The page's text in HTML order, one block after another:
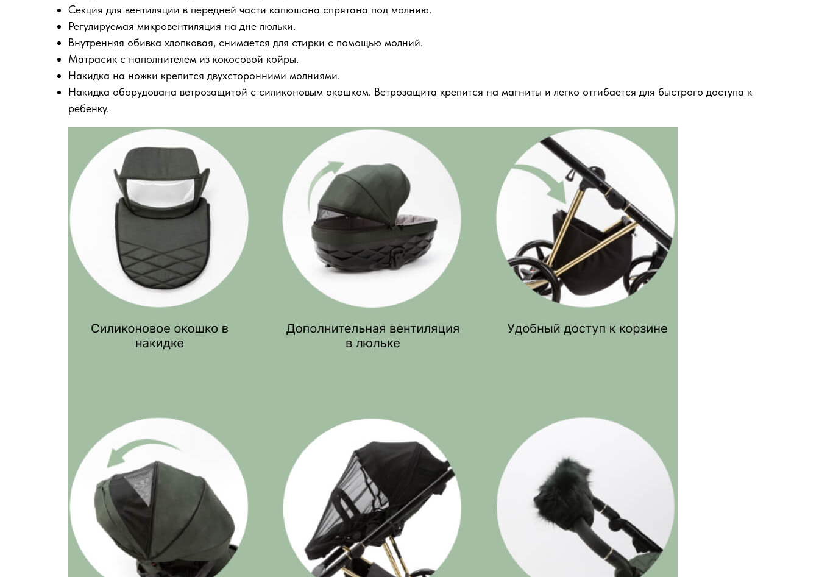
Секция для вентиляции в передней части капюшона спрятана под молнию.
Регулируемая микровентиляция на дне люльки.
Внутренняя обивка хлопковая, снимается для стирки с помощью молний.
Матрасик с наполнителем из кокосовой койры.
Накидка на ножки крепится двухсторонними молниями.
Накидка оборудована ветрозащитой с силиконовым окошком. Ветрозащита крепится на магниты и легко отгибается для быстрого доступа к
ребенку.